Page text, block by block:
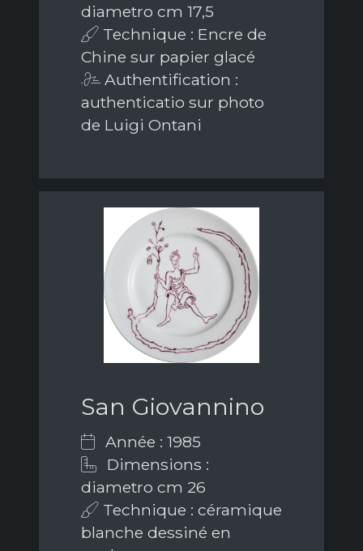
diametro cm 17,5
Technique : Encre de
Chine sur papier glacé
Authentification :
authenticatio sur photo
de Luigi Ontani
San Giovannino
Année : 1985
Dimensions :
diametro cm 26
Technique : céramique
blanche dessiné en